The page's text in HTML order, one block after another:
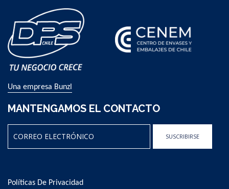
Una empresa Bunzl
MANTENGAMOS EL CONTACTO
Our
SUSCRIBIRSE
Políticas De Privacidad